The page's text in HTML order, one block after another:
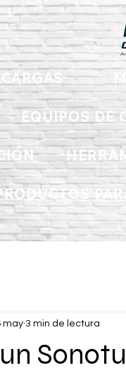
EQUIPOS DE
may 3 min de lectura